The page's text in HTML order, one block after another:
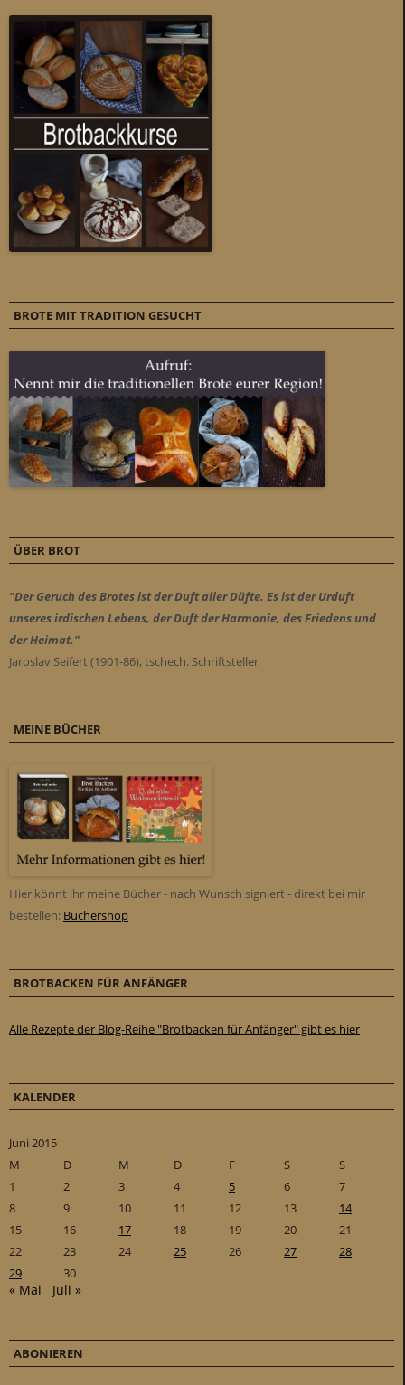
BROTE MIT TRADITION GESUCHT
ÜBER BROT
"Der Geruch des Brotes ist der Duft aller Düfte. Es ist der Urduft
unseres irdischen Lebens, der Duft der Harmonie, des Friedens und
der Heimat."
Jaroslav Seifert (1901-86), tschech. Schriftsteller
MEINE BÜCHER
Hier könnt ihr meine Bücher - nach Wunsch signiert - direkt bei mir
bestellen: Büchershop
BROTBACKEN FÜR ANFÄNGER
Alle Rezepte der Blog-Reihe "Brotbacken für Anfänger" gibt es hier
KALENDER
Juni 2015
M
D M D F S
S
1
2 3 4 5 6
7
8
9 10 11 12 13
14
15
16 17 18 19 20
21
22
23 24 25 26 27
28
29
30
« Mai Juli »
ABONIEREN